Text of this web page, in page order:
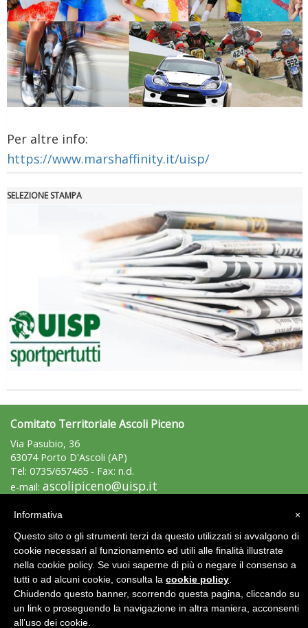
Tiziano Pesce a Radio InBlu2000 traccia il bilancio della stagione
Ddl Lobby, Uisp: “Il Parlamento valorizzi le nostre specificità"
La formazione Uisp rallenta ma prosegue anche in estate
Tiziano Pesce nel Cda di Fondazione Terzjus: prima riunione a
Per altre info:
https://www.marshaffinity.it/uisp/
SELEZIONE STAMPA
Comitato Territoriale Ascoli Piceno
Via Pasubio, 36
63074 Porto D'Ascoli (AP)
Tel: 0735/657465 - Fax: n.d.
e-mail: ascolipiceno@uisp.it
Area Riservata 2.0
×
Informativa
Questo sito o gli strumenti terzi da questo utilizzati si avvalgono di
cookie necessari al funzionamento ed utili alle finalità illustrate
nella cookie policy. Se vuoi saperne di più o negare il consenso a
tutti o ad alcuni cookie, consulta la cookie policy
Chiudendo questo banner, scorrendo questa pagina, cliccando su
un link o proseguendo la navigazione in altra maniera, acconsenti
all’uso dei cookie.